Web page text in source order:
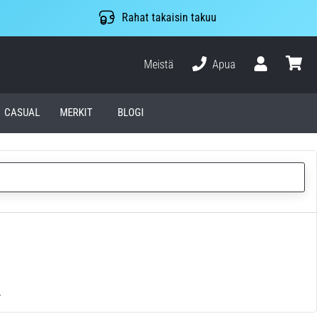
Rahat takaisin takuu
Meistä
Apua
CASUAL MERKIT BLOGI